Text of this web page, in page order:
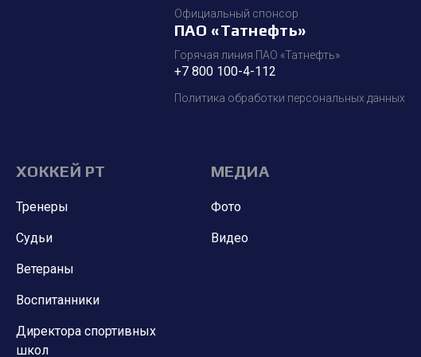
Официальный спонсор
ПАО «Татнефть»
Горячая линия ПАО «Татнефть»
+7 800 100-4-112
Политика обработки персональных данных
ХОККЕЙ РТ
Тренеры
Судьи
Ветераны
Воспитанники
Директора спортивных
школ
МЕДИА
Фото
Видео